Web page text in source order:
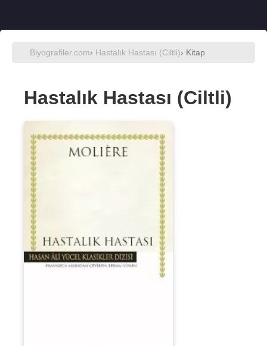
Biyografiler.com› Hastalık Hastası (Ciltli)› Kitap
Hastalık Hastası (Ciltli)